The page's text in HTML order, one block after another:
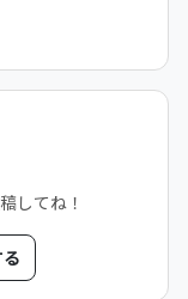
してね！